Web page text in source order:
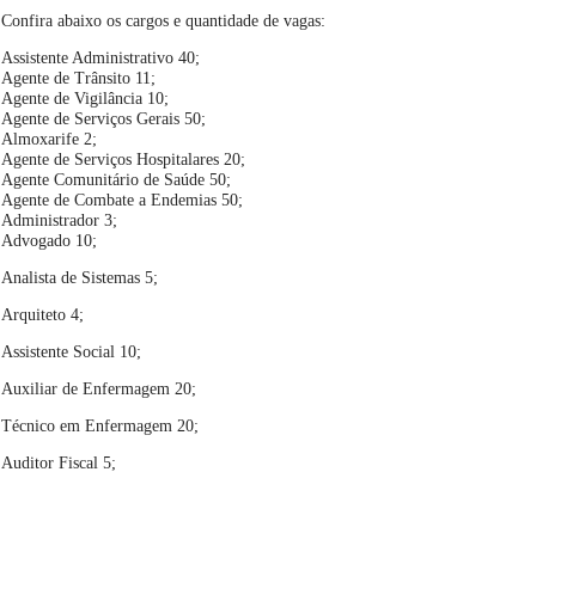
Confira abaixo os cargos e quantidade de vagas:
Assistente Administrativo 40;
Agente de Trânsito 11;
Agente de Vigilância 10;
Agente de Serviços Gerais 50;
Almoxarife 2;
Agente de Serviços Hospitalares 20;
Agente Comunitário de Saúde 50;
Agente de Combate a Endemias 50;
Administrador 3;
Advogado 10;
Analista de Sistemas 5;
Arquiteto 4;
Assistente Social 10;
Auxiliar de Enfermagem 20;
Técnico em Enfermagem 20;
Auditor Fiscal 5;